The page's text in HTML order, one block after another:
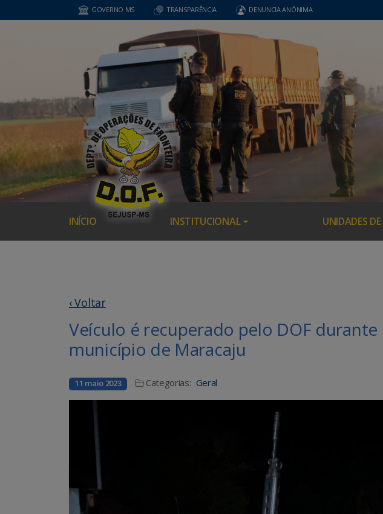
GOVERNO MS TRANSPARÊNCIA DENUNCIA ANÔNIMA
INÍCIO INSTITUCIONAL UNIDADES
‹ Voltar
Veículo é recuperado pelo DOF
município de Maracaju
11 maio 2023 Categorias: Geral